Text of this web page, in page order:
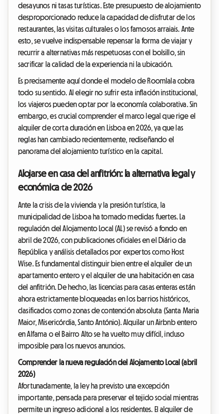
desayunos ni tasas turísticas. Este presupuesto de alojamiento
desproporcionado reduce la capacidad de disfrutar de los
restaurantes, las visitas culturales o los famosos arraiais. Ante
esto, se vuelve indispensable repensar la forma de viajar y
recurrir a alternativas más respetuosas con el bolsillo, sin
sacrificar la calidad de la experiencia ni la ubicación.
Es precisamente aquí donde el modelo de Roomlala cobra
todo su sentido. Al elegir no sufrir esta inflación institucional,
los viajeros pueden optar por la economía colaborativa. Sin
embargo, es crucial comprender el marco legal que rige el
alquiler de corta duración en Lisboa en 2026, ya que las
reglas han cambiado recientemente, rediseñando el
panorama del alojamiento turístico en la capital.
Alojarse en casa del anfitrión: la alternativa legal y
económica de 2026
Ante la crisis de la vivienda y la presión turística, la
municipalidad de Lisboa ha tomado medidas fuertes. La
regulación del Alojamento Local (AL) se revisó a fondo en
abril de 2026, con publicaciones oficiales en el Diário da
República y análisis detallados por expertos como Host
Wise. Es fundamental distinguir bien entre el alquiler de un
apartamento entero y el alquiler de una habitación en casa
del anfitrión. De hecho, las licencias para casas enteras están
ahora estrictamente bloqueadas en los barrios históricos,
clasificados como zonas de contención absoluta (Santa Maria
Maior, Misericórdia, Santo António). Alquilar un Airbnb entero
en Alfama o el Bairro Alto se ha vuelto muy difícil, incluso
imposible para los nuevos anuncios.
Comprender la nueva regulación del Alojamento Local (abril
2026)
Afortunadamente, la ley ha previsto una excepción
importante, pensada para preservar el tejido social mientras
permite un ingreso adicional a los residentes. El alquiler de